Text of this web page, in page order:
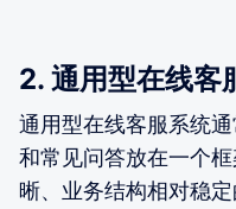
2. 通用型在线客
通用型在线客服系统
和常见问答放在一个
晰、业务结构相对稳